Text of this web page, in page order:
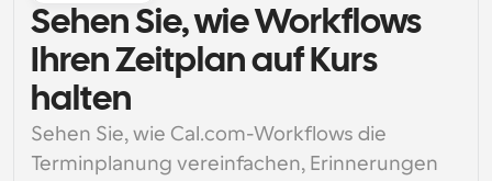
Sehen Sie, wie Workflows
Ihren Zeitplan auf Kurs
halten
Sehen Sie, wie Cal.com-Workflows die
Terminplanung vereinfachen, Erinnerungen